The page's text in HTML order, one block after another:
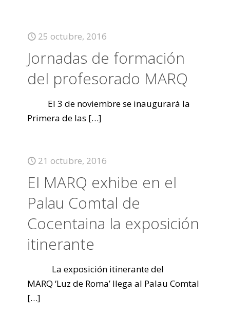
25 octubre, 2016
Jornadas de formación
del profesorado MARQ
El 3 de noviembre se inaugurará la
Primera de las […]
21 octubre, 2016
El MARQ exhibe en el
Palau Comtal de
Cocentaina la exposición
itinerante
La exposición itinerante del
MARQ ‘Luz de Roma’ llega al Palau Comtal
[…]